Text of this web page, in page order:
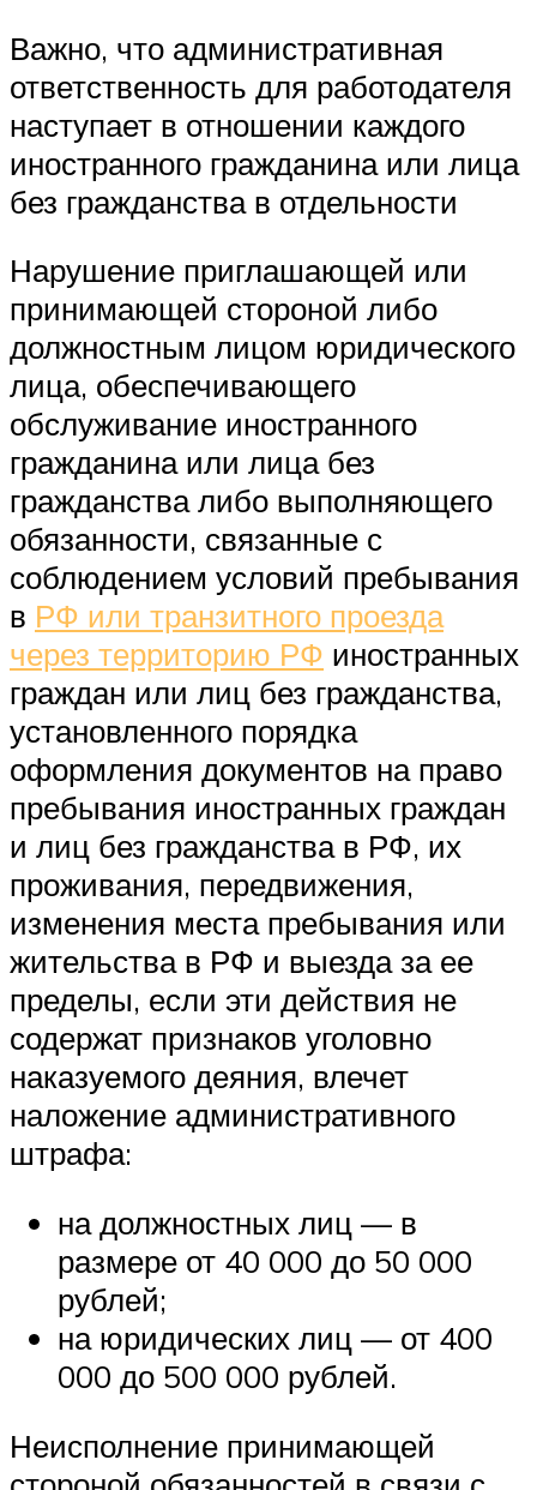
Важно, что административная
ответственность для работодателя
наступает в отношении каждого
иностранного гражданина или лица
без гражданства в отдельности
Нарушение приглашающей или
принимающей стороной либо
должностным лицом юридического
лица, обеспечивающего
обслуживание иностранного
гражданина или лица без
гражданства либо выполняющего
обязанности, связанные с
соблюдением условий пребывания
в РФ или транзитного проезда
через территорию РФ иностранных
граждан или лиц без гражданства,
установленного порядка
оформления документов на право
пребывания иностранных граждан
и лиц без гражданства в РФ, их
проживания, передвижения,
изменения места пребывания или
жительства в РФ и выезда за ее
пределы, если эти действия не
содержат признаков уголовно
наказуемого деяния, влечет
наложение административного
штрафа:
на должностных лиц — в
размере от 40 000 до 50 000
рублей;
на юридических лиц — от 400
000 до 500 000 рублей.
Неисполнение принимающей